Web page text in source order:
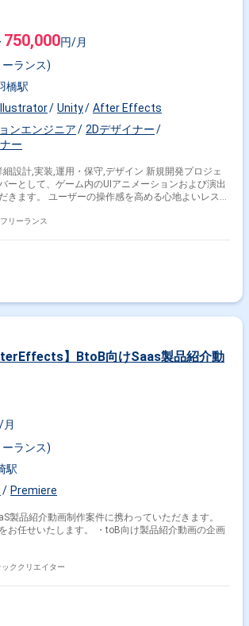
750,000円/月
ランス)
橋駅
Illustrator Unity
After Effects
ンエンジニア
2Dデザイナー
ー
設計,実装,運用・保守,デザイン 新規開発プロジェ
ーとして、ゲーム内のUIアニメーションおよび演出
きます。 ユーザーの操作感を高める心地よいレスポ
の出社をベースとしたリモート併用も相談可能で
リーランス
】BtoB向けSaas製品紹介動
月
ランス)
駅
Premiere
製品紹介動画制作案件に携わっていただきます。
お任せいたします。 ・toB向け製品紹介動画の企画
ククリエイター